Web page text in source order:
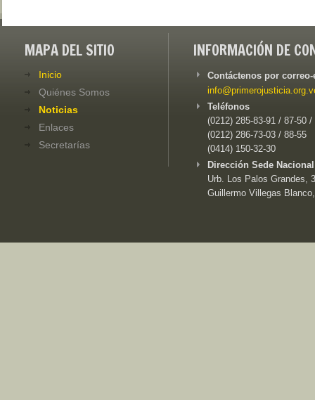
MAPA DEL SITIO
Inicio
Quiénes Somos
Noticias
Enlaces
Secretarías
INFORMACIÓN DE
Contáctenos por
Teléfonos
(0212) 285-83-91 / 87-50 /
(0212) 286-73-03 / 88-55
(0414) 150-32-30
Dirección Sede
Urb. Los Palos Grandes,
Guillermo Villegas